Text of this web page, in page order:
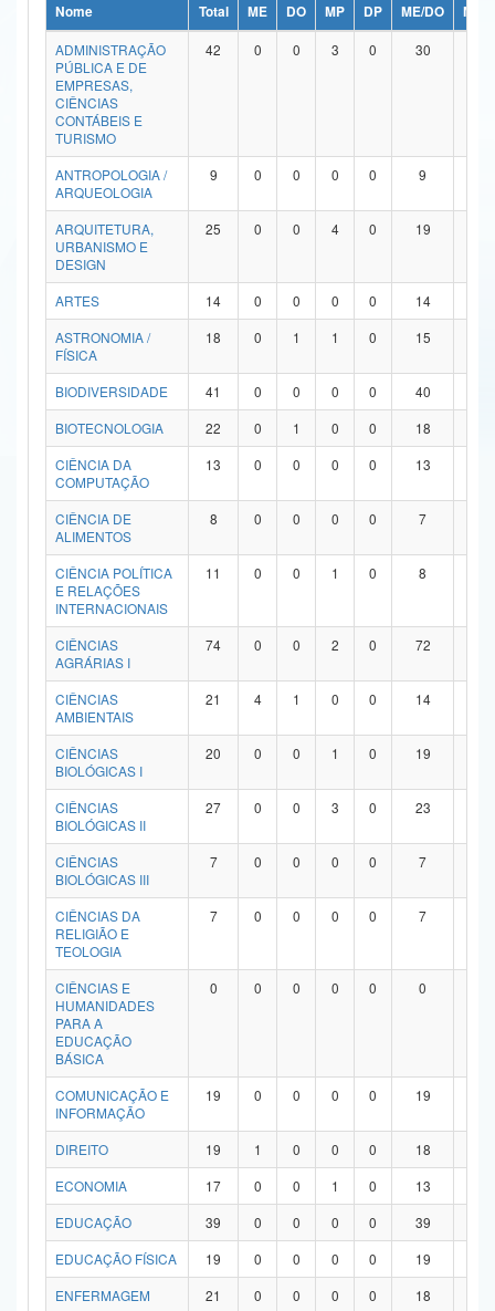
Ministério da Ciência, Tecnologia, Inovações e Comunicações
Ministério do Meio Ambiente
Ministério do Turismo
Ministério do Desenvolvimento Regional
Controladoria-Geral da União
Ministério da Mulher, da Família e dos Direitos Humanos
Secretaria de Governo
Advocacia-Geral da União
Banco Central do Brasil
Nome Total ME DO MP DP ME/DO
MP/
ADMINISTRAÇÃO
PÚBLICA E DE
EMPRESAS,
CIÊNCIAS
CONTÁBEIS E
TURISMO
42 0 0 3 0 30
ANTROPOLOGIA /
ARQUEOLOGIA
9 0 0 0 0 9
ARQUITETURA,
URBANISMO E
DESIGN
25 0 0 4 0 19
ARTES 14 0 0 0 0 14
ASTRONOMIA /
FÍSICA
18 0 1 1 0 15
BIODIVERSIDADE 41 0 0 0 0 40
BIOTECNOLOGIA
22 0 1 0 0 18
CIÊNCIA DA
COMPUTAÇÃO
13 0 0 0 0 13
CIÊNCIA DE
ALIMENTOS
8 0 0 0 0 7
CIÊNCIA POLÍTICA
E RELAÇÕES
INTERNACIONAIS
11 0 0 1 0 8
CIÊNCIAS
AGRÁRIAS I
74 0 0 2 0 72
CIÊNCIAS
AMBIENTAIS
21 4 1 0 0 14
CIÊNCIAS
BIOLÓGICAS I
20 0 0 1 0 19
CIÊNCIAS
BIOLÓGICAS II
27 0 0 3 0 23
CIÊNCIAS
BIOLÓGICAS III
7 0 0 0 0 7
CIÊNCIAS DA
RELIGIÃO E
TEOLOGIA
7 0 0 0 0 7
CIÊNCIAS E
HUMANIDADES
PARA A
EDUCAÇÃO
BÁSICA
0 0 0 0 0 0
COMUNICAÇÃO E
INFORMAÇÃO
19 0 0 0 0 19
DIREITO 19 1 0 0 0 18
ECONOMIA
17 0 0 1 0 13
EDUCAÇÃO
39 0 0 0 0 39
EDUCAÇÃO FÍSICA
19 0 0 0 0 19
ENFERMAGEM
21 0 0 0 0 18